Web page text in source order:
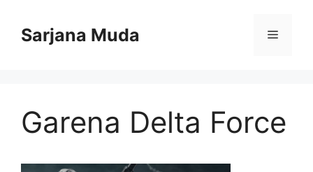
Sarjana Muda Menu
Garena Delta Force